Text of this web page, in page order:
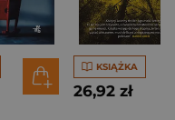
KSIĄŻKA
26,92 zł